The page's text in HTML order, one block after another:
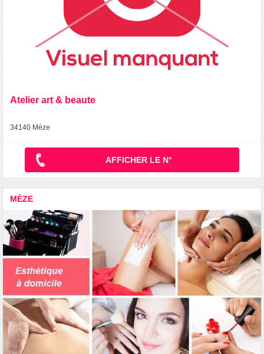
Atelier art & beaute
34140 Mèze
AFFICHER LE N°
MÈZE